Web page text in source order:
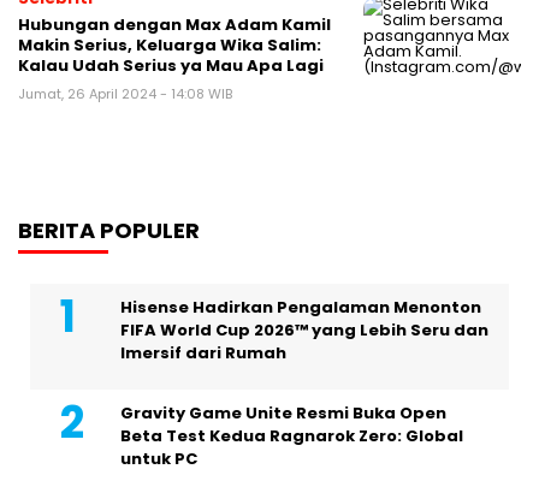
Hubungan dengan Max Adam Kamil
Makin Serius, Keluarga Wika Salim:
Kalau Udah Serius ya Mau Apa Lagi
Jumat, 26 April 2024 - 14:08 WIB
BERITA POPULER
Hisense Hadirkan Pengalaman Menonton
FIFA World Cup 2026™ yang Lebih Seru dan
Imersif dari Rumah
Gravity Game Unite Resmi Buka Open
Beta Test Kedua Ragnarok Zero: Global
untuk PC